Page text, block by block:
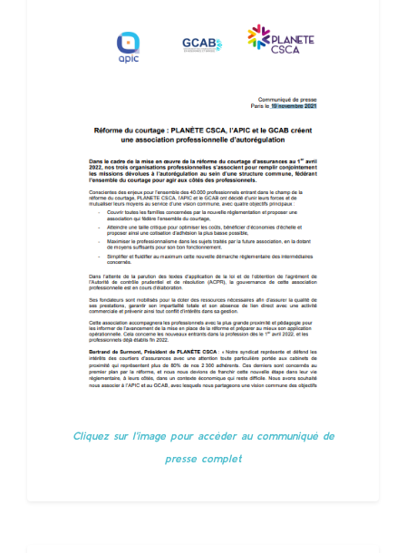
Cliquez sur l'image pour accèder au communiqué de
presse complet